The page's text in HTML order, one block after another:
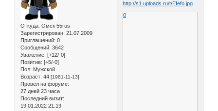
Откуда: Омск 55rus
Зарегистрирован: 21.07.2009
Приглашений: 0
Сообщений: 3642
Уважение: [+12/-0]
Позитив: [+5/-0]
Пол: Мужской
Возраст: 44 [1981-11-13]
Провел на форуме:
27 дней 23 часа
Последний визит:
19.01.2022 21:19
0